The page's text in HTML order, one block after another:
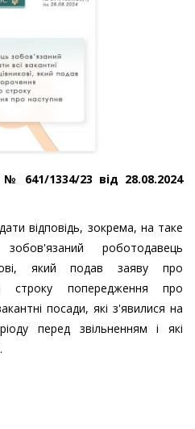
641/1334/23 від 28.08.2024
відповідь, зокрема, на таке
роботодавець
який подав заяву про
строку попередження про
посади, які з'явилися на
перед звільненням і які